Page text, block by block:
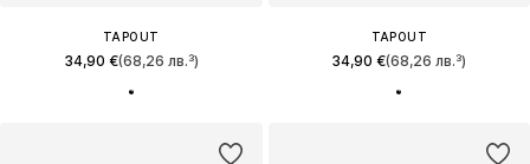
TAPOUT
34,90 €(68,26 лв.³)
TAPOUT
34,90 €(68,26 лв.³)